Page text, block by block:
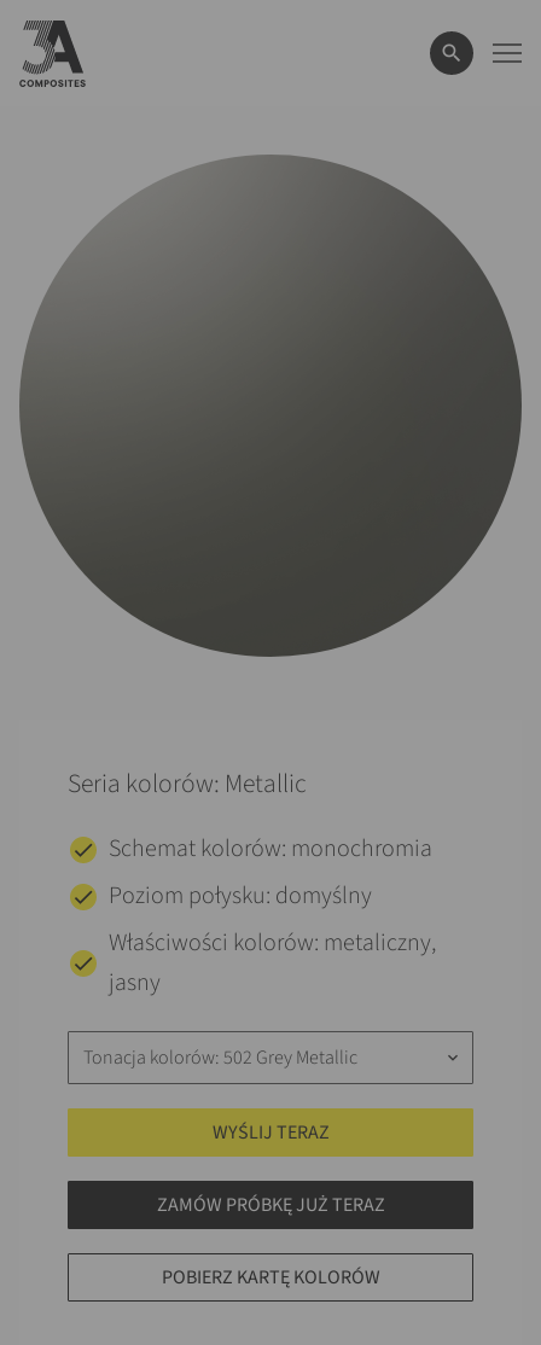
wyszukiwane
hasło
Seria kolorów: Metallic
Schemat kolorów: monochromia
Poziom połysku: domyślny
Właściwości kolorów: metaliczny,
jasny
Tonacja kolorów: 502 Grey Metallic keyboard_arrow_down
WYŚLIJ TERAZ
ZAMÓW PRÓBKĘ JUŻ TERAZ
POBIERZ KARTĘ KOLORÓW